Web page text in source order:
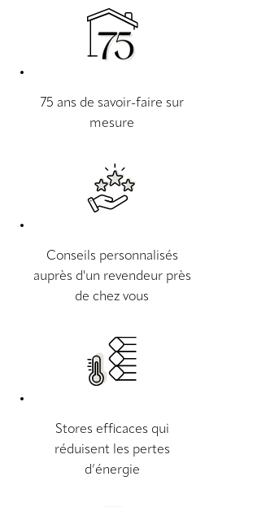
75 ans de savoir-faire sur
mesure
Conseils personnalisés
auprès d'un revendeur près
de chez vous
Stores efficaces qui
réduisent les pertes
d’énergie